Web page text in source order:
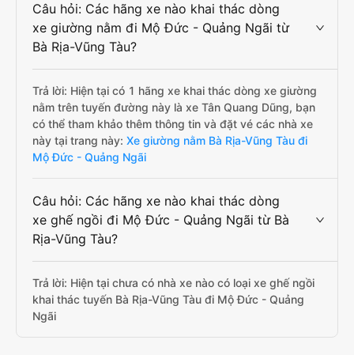
Câu hỏi: Các hãng xe nào khai thác dòng
xe giường nằm đi Mộ Đức - Quảng Ngãi từ
Bà Rịa-Vũng Tàu?
Trả lời: Hiện tại có 1 hãng xe khai thác dòng xe giường
nằm trên tuyến đường này là xe Tân Quang Dũng, bạn
có thể tham khảo thêm thông tin và đặt vé các nhà xe
này tại trang này: Xe giường nằm Bà Rịa-Vũng Tàu đi
Mộ Đức - Quảng Ngãi
Câu hỏi: Các hãng xe nào khai thác dòng
xe ghế ngồi đi Mộ Đức - Quảng Ngãi từ Bà
Rịa-Vũng Tàu?
Trả lời: Hiện tại chưa có nhà xe nào có loại xe ghế ngồi
khai thác tuyến Bà Rịa-Vũng Tàu đi Mộ Đức - Quảng
Ngãi